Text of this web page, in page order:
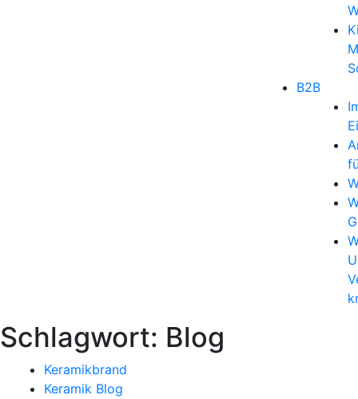
B2B
Schlagwort: Blog
Keramikbrand
Keramik Blog